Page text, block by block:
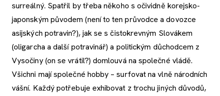
surreálný. Spatřil by třeba někoho s očividně korejsko-
japonským původem (není to ten průvodce a dovozce
asijských potravin?), jak se s čistokrevným Slovákem
(oligarcha a další potravinář) a politickým důchodcem z
Vysočiny (on se vrátil?) domlouvá na společné vládě.
Všichni mají společné hobby – surfovat na vlně národních
vášní. Každý potřebuje exhibovat z trochu jiných důvodů,